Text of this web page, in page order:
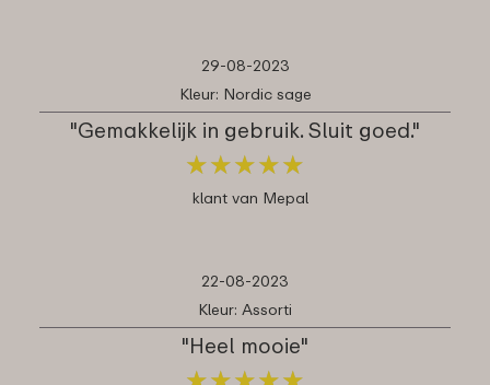
29-08-2023
Kleur: Nordic sage
"Gemakkelijk in gebruik. Sluit goed."
★★★★★
★★★★★
klant van Mepal
22-08-2023
Kleur: Assorti
"Heel mooie"
★★★★★
★★★★★